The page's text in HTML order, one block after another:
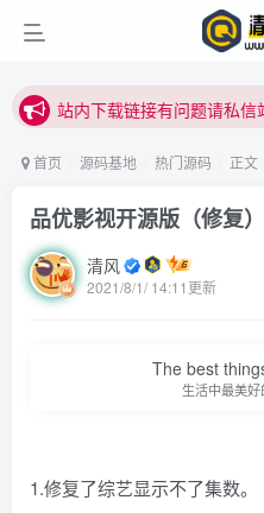
站内下载链接有问题请私信
站内下载链接有问题请私信
首页 源码基地 热门源码 正文
品优影视开源版（修复
清风
2021/8/1/ 14:11更新
The best
生活中最美
1.修复了综艺显示不了集数。
登录
用户名或邮箱